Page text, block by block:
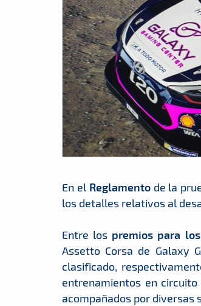
En el Reglamentode la
los detalles relativos al
Entre los premios para
Assetto Corsa de Galaxy
clasificado,
entrenamientos en
acompañados por diversas